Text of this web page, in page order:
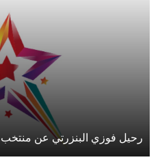
رحيل فوزي البنزرتي عن منتخب